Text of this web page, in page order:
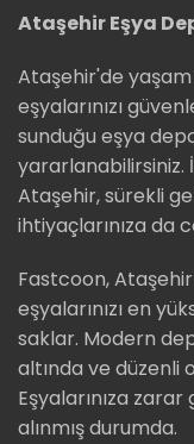
Ataşehir Eşya
Ataşehir'de yaşam
eşyalarınızı
sunduğu eşya
yararlanabilirsiniz.
Ataşehir, sürekli
ihtiyaçlarınıza da
Fastcoon,
eşyalarınızı en
saklar. Modern
altında ve düzenli
Eşyalarınıza
alınmış durumda.